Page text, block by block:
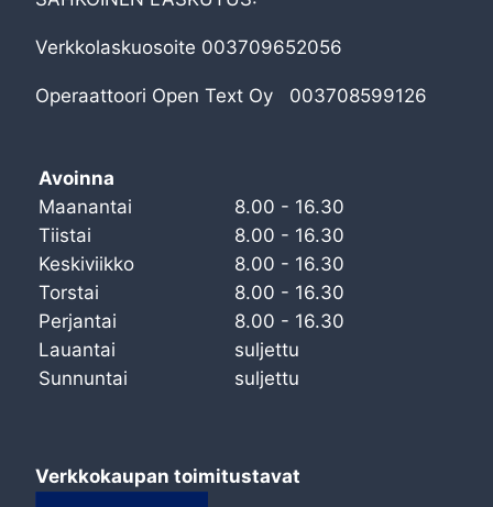
Verkkolaskuosoite 003709652056
Operaattoori Open Text Oy 003708599126
Avoinna
Maanantai
8.00 - 16.30
Tiistai
8.00 - 16.30
Keskiviikko
8.00 - 16.30
Torstai
8.00 - 16.30
Perjantai
8.00 - 16.30
Lauantai
suljettu
Sunnuntai
suljettu
Verkkokaupan toimitustavat